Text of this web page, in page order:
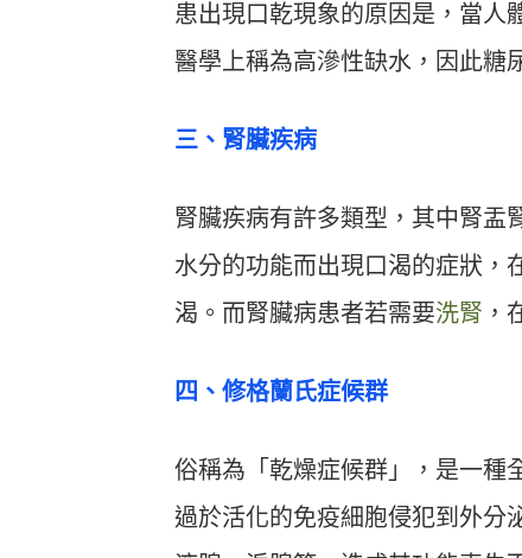
患出現口乾現象的原因是，當人
醫學上稱為高滲性缺水，因此糖
三、腎臟疾病
腎臟疾病有許多類型，其中腎盂
水分的功能而出現口渴的症狀，
渴。而腎臟病患者若需要洗腎 ，
四、修格蘭氏症候群
俗稱為「乾燥症候群」，是一種
過於活化的免疫細胞侵犯到外分